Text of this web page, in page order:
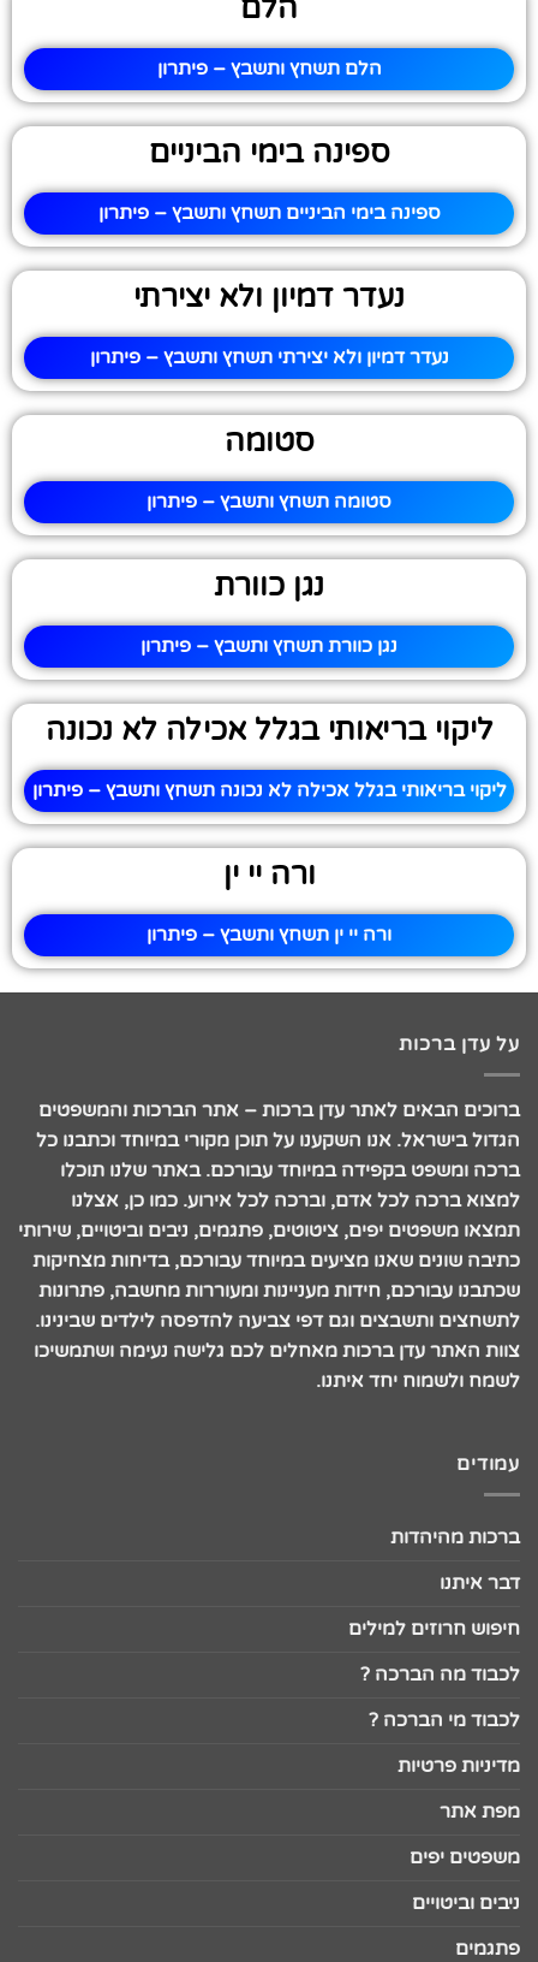
הלם
הלם תשחץ ותשבץ – פיתרון
ספינה בימי הביניים
ספינה בימי הביניים תשחץ ותשבץ – פיתרון
נעדר דמיון ולא יצירתי
נעדר דמיון ולא יצירתי תשחץ ותשבץ – פיתרון
סטומה
סטומה תשחץ ותשבץ – פיתרון
נגן כוורת
נגן כוורת תשחץ ותשבץ – פיתרון
ליקוי בריאותי בגלל אכילה לא נכונה
ליקוי בריאותי בגלל אכילה לא נכונה תשחץ ותשבץ – פיתרון
ורה יי ין
ורה יי ין תשחץ ותשבץ – פיתרון
על עדן ברכות
ברוכים הבאים לאתר עדן ברכות – אתר הברכות והמשפטים
הגדול בישראל. אנו השקענו על תוכן מקורי במיוחד וכתבנו כל
ברכה ומשפט בקפידה במיוחד עבורכם. באתר שלנו תוכלו
למצוא ברכה לכל אדם, וברכה לכל אירוע. כמו כן, אצלנו
תמצאו משפטים יפים, ציטוטים, פתגמים, ניבים וביטויים, שירותי
כתיבה שונים שאנו מציעים במיוחד עבורכם, בדיחות מצחיקות
שכתבנו עבורכם, חידות מעניינות ומעוררות מחשבה, פתרונות
לתשחצים ותשבצים וגם דפי צביעה להדפסה לילדים שבינינו.
צוות האתר עדן ברכות מאחלים לכם גלישה נעימה ושתמשיכו
לשמח ולשמוח יחד איתנו.
עמודים
ברכות מהיהדות
דבר איתנו
חיפוש חרוזים למילים
לכבוד מה הברכה ?
לכבוד מי הברכה ?
מדיניות פרטיות
מפת אתר
משפטים יפים
ניבים וביטויים
פתגמים